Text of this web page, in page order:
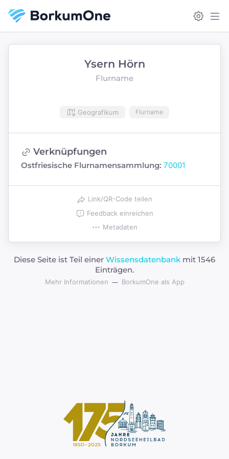
Ysern Hörn
Flurname
Geografikum Flurname
Verknüpfungen
Ostfriesische Flurnamensammlung: 70001
Link/QR-Code teilen
Feedback einreichen
Metadaten
Diese Seite ist Teil einer Wissensdatenbank mit 1546
Einträgen.
Mehr Informationen BorkumOne als App